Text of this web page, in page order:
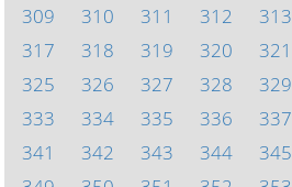
309
310 311 312 313
317
318 319 320 321
325
326 327 328 329
333
334 335 336 337
341
342 343 344 345